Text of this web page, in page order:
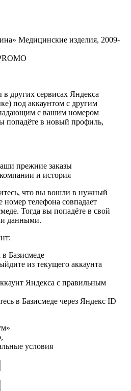
Медицинские изделия, 2009-
других сервисах Яндекса
под аккаунтом с другим
с вашим номером
попадёте в новый профиль,
прежние заказы
и история
что вы вошли в нужный
номер телефона совпадает
Тогда вы попадёте в свой
данными.
Базисмеде
из текущего аккаунта
Яндекса с правильным
в Базисмеде через Яндекс ID
условия